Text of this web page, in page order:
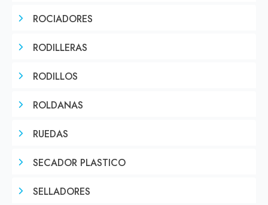
ROCIADORES
RODILLERAS
RODILLOS
ROLDANAS
RUEDAS
SECADOR PLASTICO
SELLADORES